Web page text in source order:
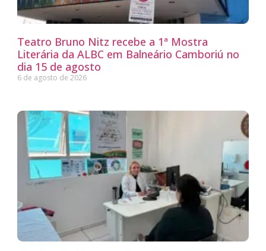
Teatro Bruno Nitz recebe a 1ª Mostra
Literária da ALBC em Balneário Camboriú no
dia 15 de agosto
6 de agosto de 2026